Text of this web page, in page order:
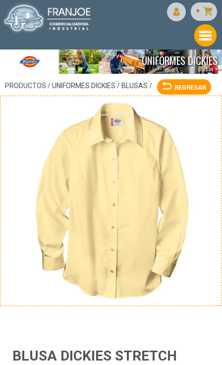
+
UNIFORMES DICKIES
Blusas •
PRODUCTOS /UNIFORMES DICKIES / BLUSAS / REGRESAR
BLUSA DICKIES STRETCH